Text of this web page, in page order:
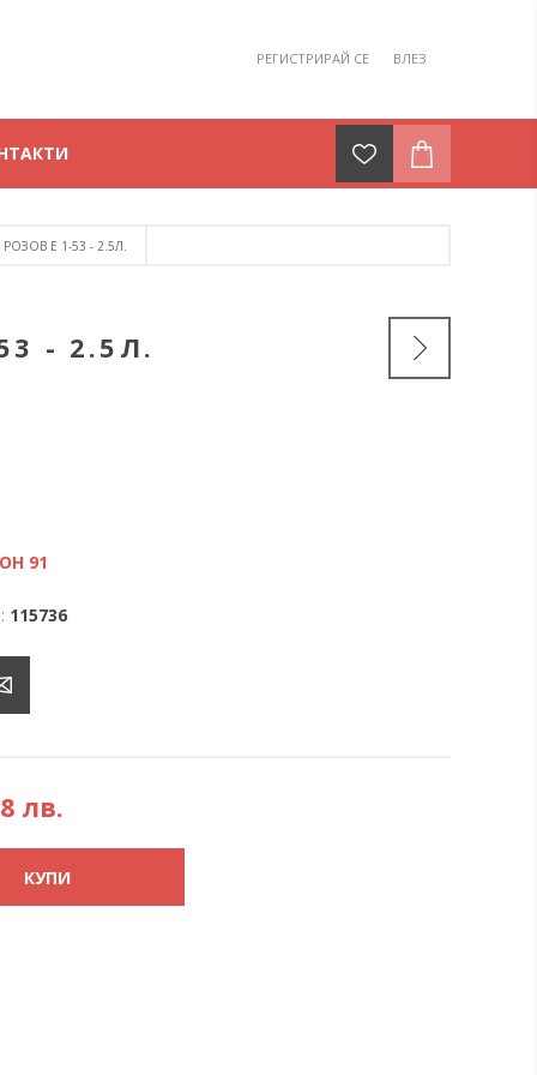
РЕГИСТРИРАЙ СЕ ВЛЕЗ
Е 1-53 - 2.5Л.
- 2.5Л.
91
115736
лв.